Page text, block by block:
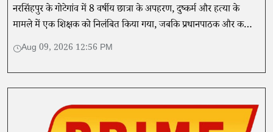
नरसिंहपुर के गोटेगांव में 8 वर्षीय छात्रा के अपहरण, दुष्कर्म और हत्या के
मामले में एक शिक्षक को निलंबित किया गया, जबकि प्रधानपाठक और कक्षा
शिक्षक को शोकॉज नोटिस जारी किए गए।
Aug 09, 2026 12:56 PM